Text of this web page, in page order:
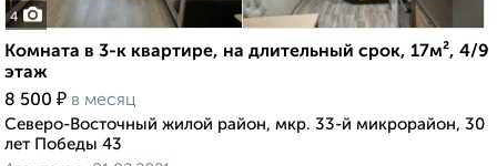
4
Комната в 3-к квартире, на длительный срок, 17м², 4/9
этаж
8 500 ₽ в месяц
Северо-Восточный жилой район, мкр. 33-й микрорайон, 30
лет Победы 43